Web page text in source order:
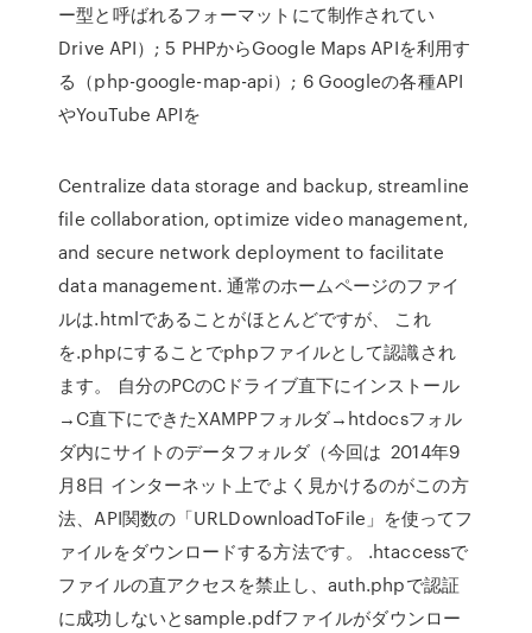
ー型と呼ばれるフォーマットにて制作されてい
Drive API）; 5 PHPからGoogle Maps APIを利用す
る（php-google-map-api）; 6 Googleの各種API
やYouTube APIを
Centralize data storage and backup, streamline
file collaboration, optimize video management,
and secure network deployment to facilitate
data management. 通常のホームページのファイ
ルは.htmlであることがほとんどですが、 これ
を.phpにすることでphpファイルとして認識され
ます。 自分のPCのCドライブ直下にインストール
→C直下にできたXAMPPフォルダ→htdocsフォル
ダ内にサイトのデータフォルダ（今回は 2014年9
月8日 インターネット上でよく見かけるのがこの方
法、API関数の「URLDownloadToFile」を使ってフ
ァイルをダウンロードする方法です。 .htaccessで
ファイルの直アクセスを禁止し、auth.phpで認証
に成功しないとsample.pdfファイルがダウンロー